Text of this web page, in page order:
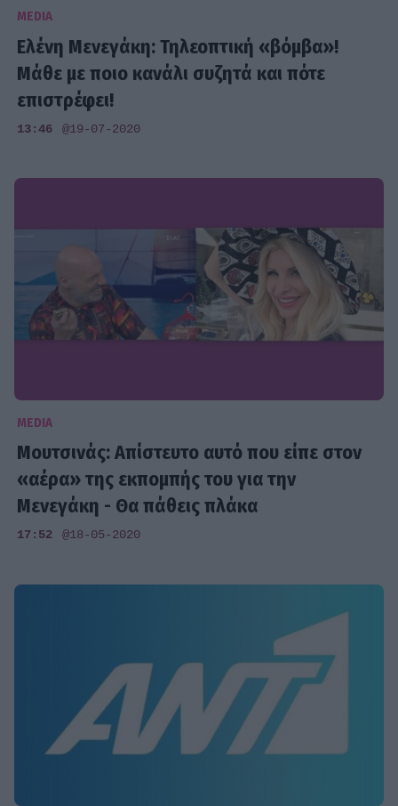
MEDIA
Ελένη Μενεγάκη: Τηλεοπτική «βόμβα»!
Μάθε με ποιο κανάλι συζητά και πότε
επιστρέφει!
13:46 @19-07-2020
MEDIA
Μουτσινάς: Απίστευτο αυτό που είπε στον
«αέρα» της εκπομπής του για την
Μενεγάκη - Θα πάθεις πλάκα
17:52 @18-05-2020